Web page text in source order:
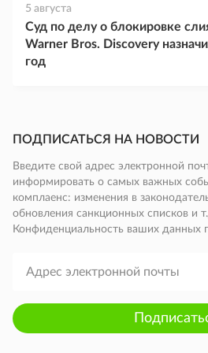
5 августа
Суд по делу о блокировке
Warner Bros. Discovery
год
ПОДПИСАТЬСЯ НА НОВОСТИ
Введите свой адрес электронной
информировать о самых важных
комплаенс: изменения в
обновления санкционных списков и
Конфиденциальность ваших данных